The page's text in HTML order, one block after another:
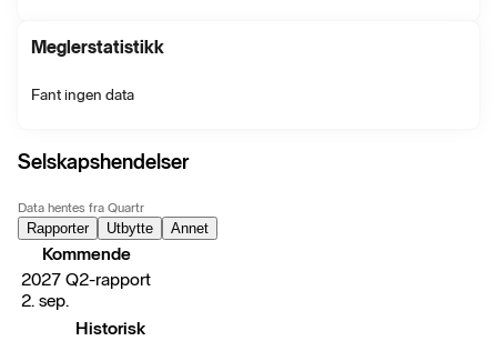
Meglerstatistikk
Fant ingen data
Selskapshendelser
Data hentes fra Quartr
Rapporter Utbytte Annet
Kommende
2027 Q2-rapport
2. sep.
Historisk